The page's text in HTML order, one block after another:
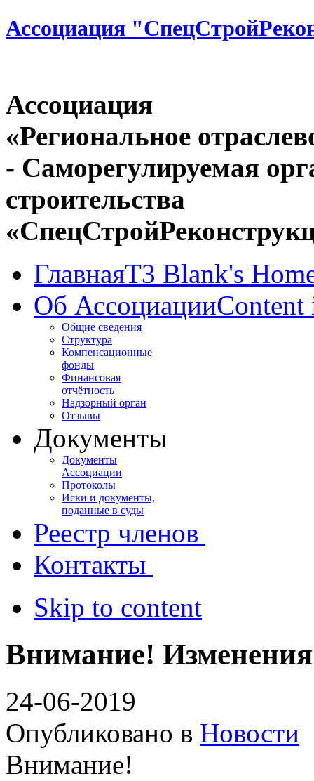
Ассоциация
Ассоциация
«Региональное
- Саморегулируемая
строительства
ГлавнаяT3 Blank's
Об Ассоциации
Общие сведения
Структура
Компенсационные
фонды
Финансовая
отчётность
Надзорный орган
Отзывы
Документы
Документы
Ассоциации
Протоколы
Иски и документы,
поданные в суды
Реестр членов
Контакты
Skip to content
Внимание!
24-06-2019
Опубликовано в Новости
Внимание!